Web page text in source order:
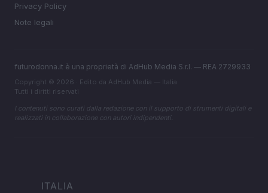
Privacy Policy
Note legali
futurodonna.it è una proprietà di AdHub Media S.r.l. — REA 2729933
Copyright © 2026 · Edito da AdHub Media — Italia
Tutti i diritti riservati
I contenuti sono curati dalla redazione con il supporto di strumenti digitali e
realizzati in collaborazione con autori indipendenti.
ITALIA